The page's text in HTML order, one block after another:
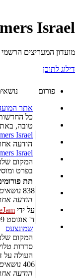
Israel
מועדון המעריצים
דילוג לתוכן
פורום
אתר
כל
טובה,
Israel
הודעה
Israel
המקום
בפרט
תת
838 נושאים
הודעה
על ידי
ד' אוגוסט 09, 2017 3:50 am
שמונצעס
המקום
סדרות
העולה על
406 נושאים
הודעה